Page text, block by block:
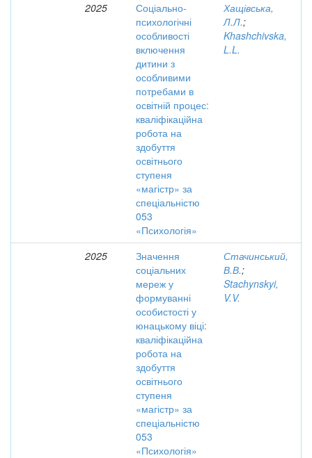
2025
Соціально-
психологічні
особливості
включення
дитини з
особливими
потребами в
освітній процес:
кваліфікаційна
робота на
здобуття
освітнього
ступеня
«магістр» за
спеціальністю
053
«Психологія»
Хащівська,
Л.Л.;
Khashchivska,
L.L.
2025
Значення
соціальних
мереж у
формуванні
особистості у
юнацькому віці:
кваліфікаційна
робота на
здобуття
освітнього
ступеня
«магістр» за
спеціальністю
053
«Психологія»
Стачинський,
В.В.;
Stachynskyi,
V.V.